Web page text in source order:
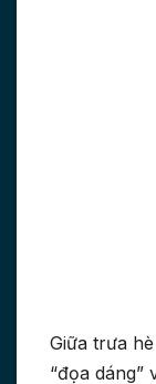
Giữa trưa
“đọa dáng”